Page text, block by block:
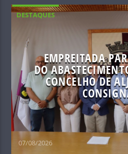
DESTAQUES
EMPREITADA
DO
CONCELHO DE
07/08/2026